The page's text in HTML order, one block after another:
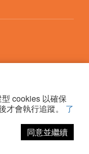
cookies 以確保
才會執行追蹤。 了
同意並繼續
付款方式， 防詐詳情。
孩 hello pet